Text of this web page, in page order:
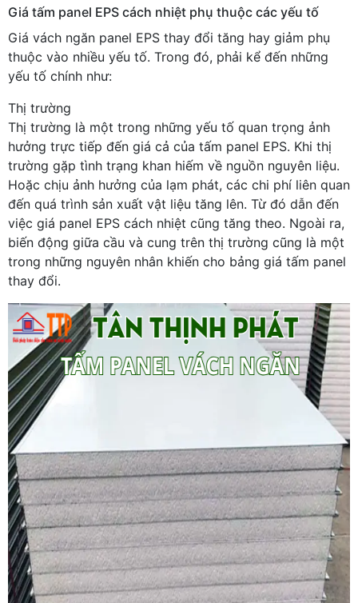
Giá tấm panel EPS cách nhiệt phụ thuộc các yếu tố
Giá vách ngăn panel EPS thay đổi tăng hay giảm phụ
thuộc vào nhiều yếu tố. Trong đó, phải kể đến những
yếu tố chính như:
Thị trường
Thị trường là một trong những yếu tố quan trọng ảnh
hưởng trực tiếp đến giá cả của tấm panel EPS. Khi thị
trường gặp tình trạng khan hiếm về nguồn nguyên liệu.
Hoặc chịu ảnh hưởng của lạm phát, các chi phí liên quan
đến quá trình sản xuất vật liệu tăng lên. Từ đó dẫn đến
việc giá panel EPS cách nhiệt cũng tăng theo. Ngoài ra,
biến động giữa cầu và cung trên thị trường cũng là một
trong những nguyên nhân khiến cho bảng giá tấm panel
thay đổi.